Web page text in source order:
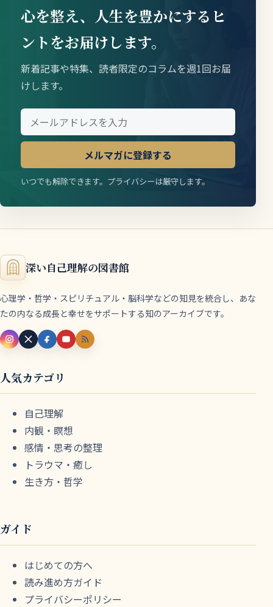
心を整え、人生を豊かにするヒ
ントをお届けします。
新着記事や特集、読者限定のコラムを週1回お届
けします。
メルマガに登録する
いつでも解除できます。プライバシーは厳守します。
深い自己理解の図書館
心理学・哲学・スピリチュアル・脳科学などの知見を統合し、あな
たの内なる成長と幸せをサポートする知のアーカイブです。
人気カテゴリ
自己理解
内観・瞑想
感情・思考の整理
トラウマ・癒し
生き方・哲学
ガイド
はじめての方へ
読み進め方ガイド
プライバシーポリシー